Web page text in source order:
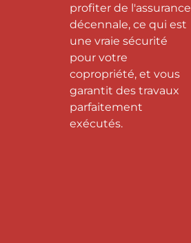
profiter de l'assurance
décennale, ce qui est
une vraie sécurité
pour votre
copropriété, et vous
garantit des travaux
parfaitement
exécutés.